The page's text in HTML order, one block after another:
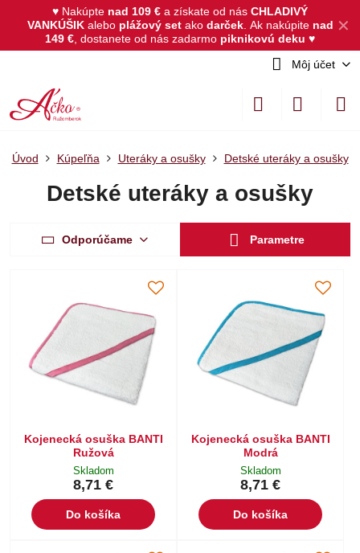
✕
♥ Nakúpte nad 109 € a získate od nás CHLADIVÝ
VANKÚŠIKalebo plážový set akodarček. Ak nakúpite nad
149 € , dostanete od nás zadarmo piknikovú deku ♥
Môj účet
Úvod Kúpeľňa Uteráky a osušky Detské uteráky a osušky
Detské uteráky a osušky
Odporúčame Parametre
Kojenecká osuška BANTI
Ružová
Skladom
8,71 €
Do košíka
Kojenecká osuška BANTI
Modrá
Skladom
8,71 €
Do košíka